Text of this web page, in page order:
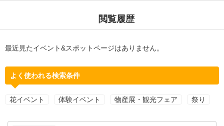
閲覧履歴
最近見たイベント&スポットページはありません。
よく使われる検索条件
花イベント 体験イベント 物産展・観光フェア 祭り